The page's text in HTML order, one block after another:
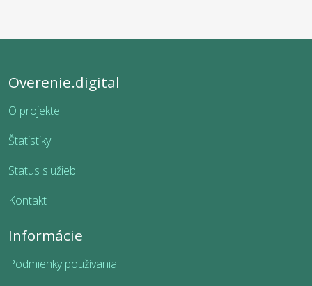
Overenie.digital
O projekte
Štatistiky
Status služieb
Kontakt
Informácie
Podmienky používania